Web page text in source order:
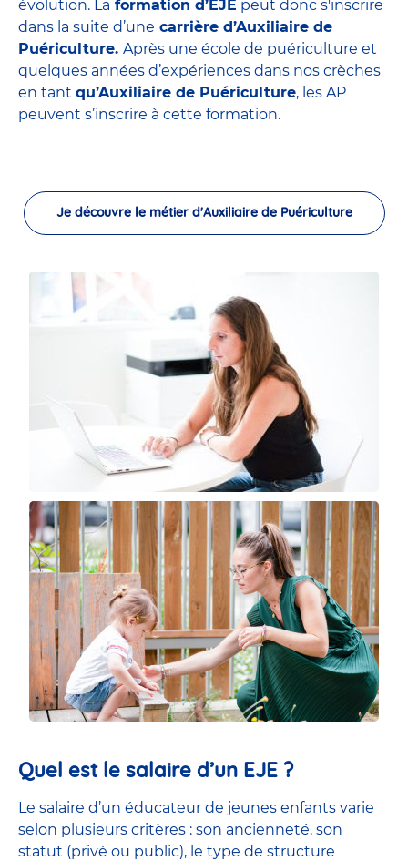
évolution. La formation d’EJE peut donc s'inscrire
dans la suite d’une carrière d’Auxiliaire de
Puériculture. Après une école de puériculture et
quelques années d’expériences dans nos crèches
en tant qu’Auxiliaire de Puériculture, les AP
peuvent s’inscrire à cette formation.
Je découvre le métier d'Auxiliaire de Puériculture
Quel est le salaire d’un EJE ?
Le salaire d’un éducateur de jeunes enfants varie
selon plusieurs critères : son ancienneté, son
statut (privé ou public), le type de structure